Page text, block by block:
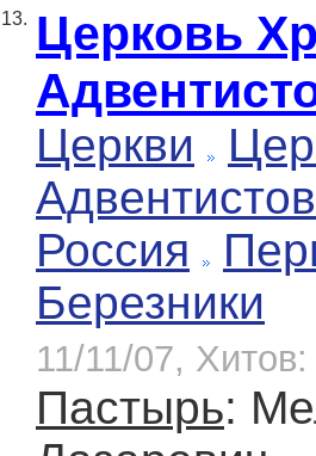
13. Церковь
Церкви
Россия
Березники
11/11/07, Хитов:
Пастырь: